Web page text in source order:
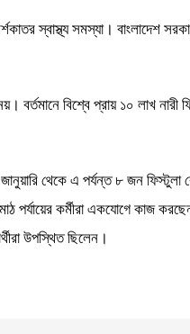
স্বাস্থ্য সমস্যা।
বিশ্বে প্রায় ১০ লাখ
থেকে এ পর্যন্ত ৮ জন
পর্যায়ের কর্মীরা একযোগে কাজ
উপস্থিত ছিলেন।